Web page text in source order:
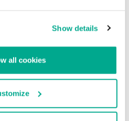
Show details
all cookies
(Symantec) o
estatal a nivel nacional
mediante programas
un aumento en el número de
una operación conectada
de 4 importantes bancos